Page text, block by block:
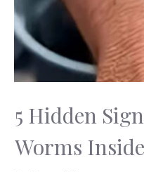
5 Hidden
Worms